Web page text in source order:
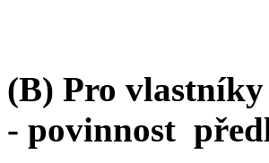
(B) Pro
- povinnost